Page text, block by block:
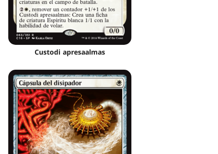
Custodi apresaalmas